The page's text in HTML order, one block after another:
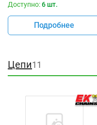
Доступно:6 шт.
Подробнее
Цепи11